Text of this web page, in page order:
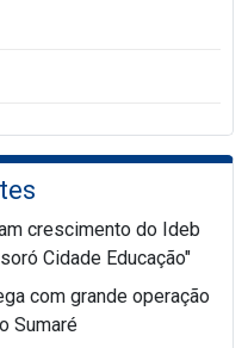
crescimento do Ideb
Cidade Educação"
com grande operação
Sumaré